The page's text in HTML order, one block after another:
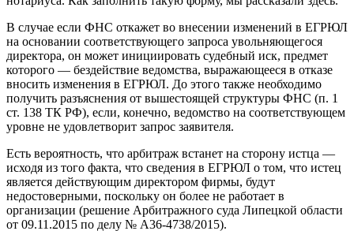
В случае если ФНС откажет во внесении изменений в ЕГРЮЛ
на основании соответствующего запроса увольняющегося
директора, он может инициировать судебный иск, предмет
которого — бездействие ведомства, выражающееся в отказе
вносить изменения в ЕГРЮЛ. До этого также необходимо
получить разъяснения от вышестоящей структуры ФНС (п. 1
ст. 138 ТК РФ), если, конечно, ведомство на соответствующем
уровне не удовлетворит запрос заявителя.
Есть вероятность, что арбитраж встанет на сторону истца —
исходя из того факта, что сведения в ЕГРЮЛ о том, что истец
является действующим директором фирмы, будут
недостоверными, поскольку он более не работает в
организации (решение Арбитражного суда Липецкой области
от 09.11.2015 по делу № А36-4738/2015).